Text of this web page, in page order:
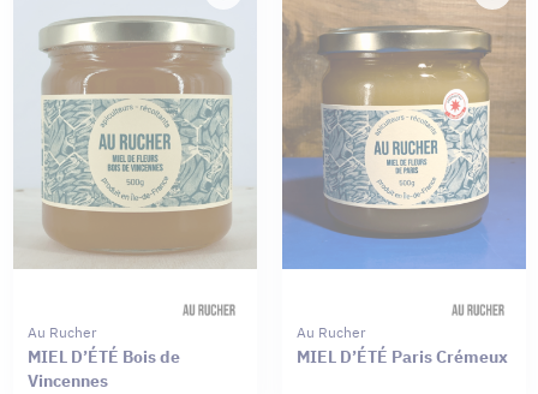
Au Rucher
MIEL D’ÉTÉ Bois de
Vincennes
Au Rucher
MIEL D’ÉTÉ Paris Crémeux